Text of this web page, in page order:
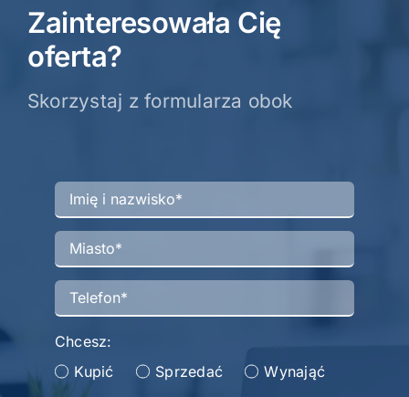
Zainteresowała Cię
oferta?
Skorzystaj z formularza obok
Chcesz:
Kupić
Sprzedać Wynająć